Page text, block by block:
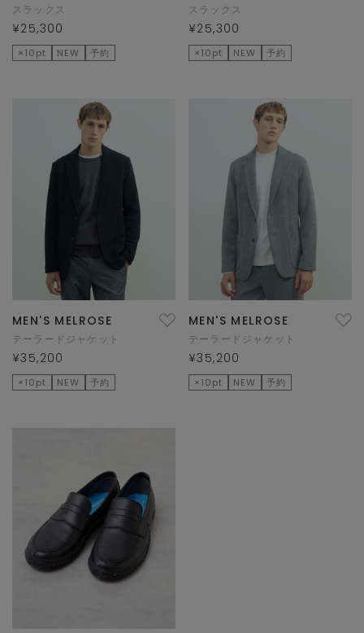
スラックス
¥25,300
×10pt NEW 予約
スラックス
¥25,300
×10pt NEW 予約
MEN'S MELROSE
テーラードジャケット
¥35,200
×10pt NEW 予約
MEN'S MELROSE
テーラードジャケット
¥35,200
×10pt NEW 予約